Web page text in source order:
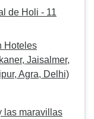
de Holi - 11
Hoteles
Jaisalmer,
Agra, Delhi)
las maravillas